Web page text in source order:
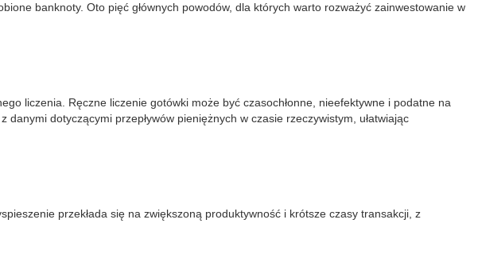
banknoty. Oto pięć głównych powodów, dla których warto rozważyć zainwestowanie w
liczenia. Ręczne liczenie gotówki może być czasochłonne, nieefektywne i podatne na
dotyczącymi przepływów pieniężnych w czasie rzeczywistym, ułatwiając
przekłada się na zwiększoną produktywność i krótsze czasy transakcji, z